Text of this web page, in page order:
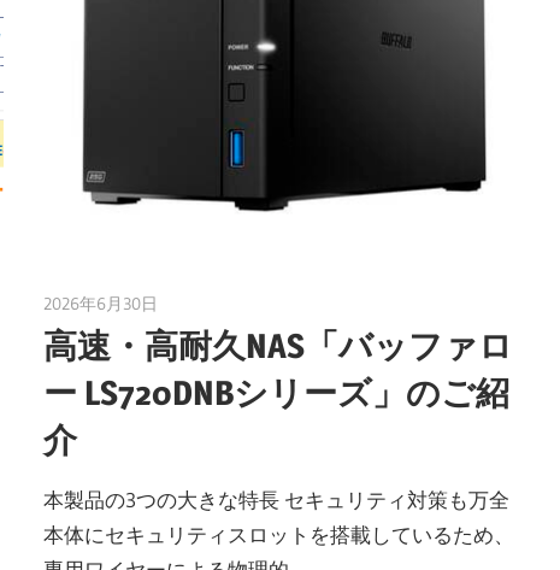
2026年6月30日
高速・高耐久NAS「バッファロ
ー LS720DNBシリーズ」のご紹
介
本製品の3つの大きな特長 セキュリティ対策も万全
本体にセキュリティスロットを搭載しているため、